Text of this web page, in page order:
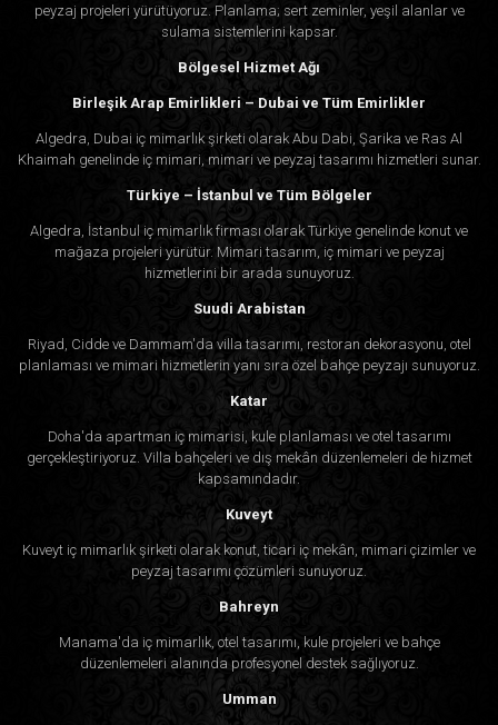
peyzaj projeleri yürütüyoruz. Planlama; sert zeminler, yeşil alanlar ve
sulama sistemlerini kapsar.
Bölgesel Hizmet Ağı
Birleşik Arap Emirlikleri – Dubai ve Tüm Emirlikler
Algedra, Dubai iç mimarlık şirketi olarak Abu Dabi, Şarika ve Ras Al
Khaimah genelinde iç mimari, mimari ve peyzaj tasarımı hizmetleri sunar.
Türkiye – İstanbul ve Tüm Bölgeler
Algedra, İstanbul iç mimarlık firması olarak Türkiye genelinde konut ve
mağaza projeleri yürütür. Mimari tasarım, iç mimari ve peyzaj
hizmetlerini bir arada sunuyoruz.
Suudi Arabistan
Riyad, Cidde ve Dammam'da villa tasarımı, restoran dekorasyonu, otel
planlaması ve mimari hizmetlerin yanı sıra özel bahçe peyzajı sunuyoruz.
Katar
Doha'da apartman iç mimarisi, kule planlaması ve otel tasarımı
gerçekleştiriyoruz. Villa bahçeleri ve dış mekân düzenlemeleri de hizmet
kapsamındadır.
Kuveyt
Kuveyt iç mimarlık şirketi olarak konut, ticari iç mekân, mimari çizimler ve
peyzaj tasarımı çözümleri sunuyoruz.
Bahreyn
Manama'da iç mimarlık, otel tasarımı, kule projeleri ve bahçe
düzenlemeleri alanında profesyonel destek sağlıyoruz.
Umman